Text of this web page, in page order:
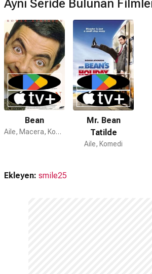
Aynı Seride Bulunan
Bean
Aile, Macera, Komedi
Mr. Bean
Tatilde
Aile, Komedi
Ekleyen: smile25